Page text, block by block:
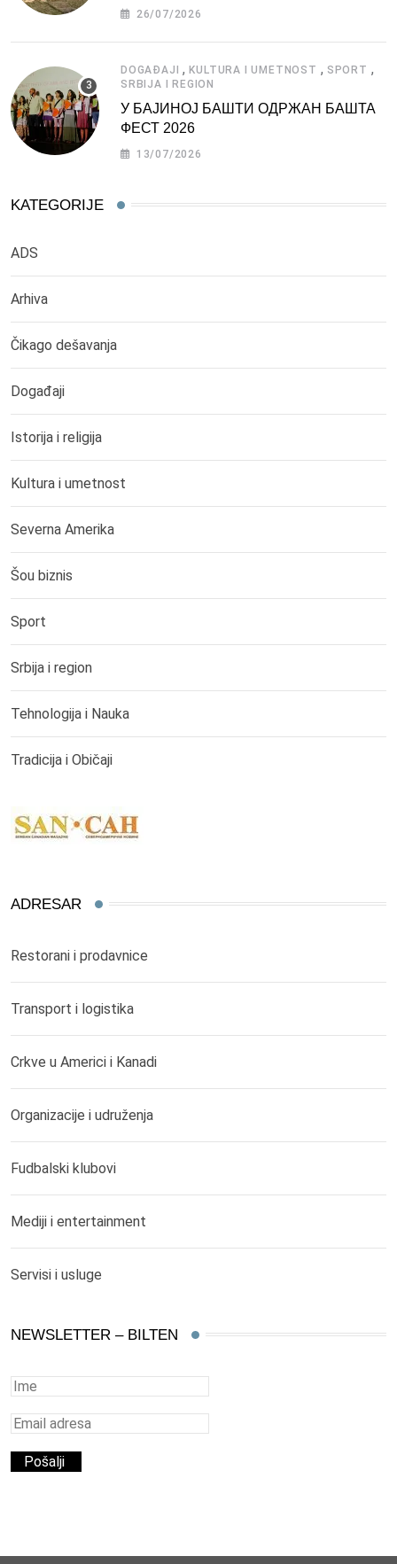
СРБИЈЕ
26/07/2026
DOGAĐAJI ,KULTURA I UMETNOST , SPORT ,
SRBIJA I REGION
У БАЈИНОЈ БАШТИ ОДРЖАН БАШТА
ФЕСТ 2026
13/07/2026
KATEGORIJE
ADS
Arhiva
Čikago dešavanja
Događaji
Istorija i religija
Kultura i umetnost
Severna Amerika
Šou biznis
Sport
Srbija i region
Tehnologija i Nauka
Tradicija i Običaji
ADRESAR
Restorani i prodavnice
Transport i logistika
Crkve u Americi i Kanadi
Organizacije i udruženja
Fudbalski klubovi
Mediji i entertainment
Servisi i usluge
NEWSLETTER – BILTEN